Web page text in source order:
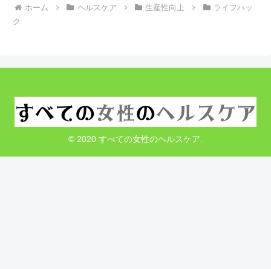
ホーム ヘルスケア 生産性向上
ライフハッ
ク
© 2020 すべての女性のヘルスケア.